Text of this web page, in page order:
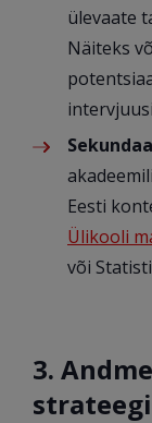
ülevaate
Näiteks
Eesti
Ülikooli
või
3.